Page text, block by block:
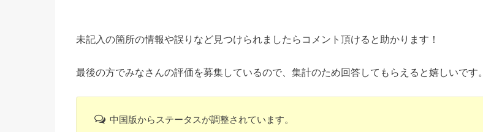
未記入の箇所の情報や誤りなど見つけられましたらコメント頂けると助かります！
最後の方でみなさんの評価を募集しているので、集計のため回答してもらえると嬉しいです。
中国版からステータスが調整されています。